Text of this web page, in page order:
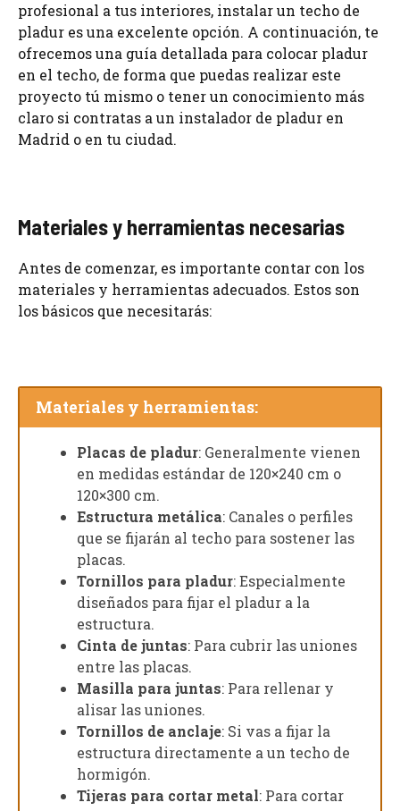
profesional a tus interiores, instalar un techo de
pladur es una excelente opción. A continuación, te
ofrecemos una guía detallada para colocar pladur
en el techo, de forma que puedas realizar este
proyecto tú mismo o tener un conocimiento más
claro si contratas a un instalador de pladur en
Madrid o en tu ciudad.
Materiales y herramientas necesarias
Antes de comenzar, es importante contar con los
materiales y herramientas adecuados. Estos son
los básicos que necesitarás:
Materiales y herramientas:
Placas de pladur: Generalmente vienen
en medidas estándar de 120×240 cm o
120×300 cm.
Estructura metálica: Canales o perfiles
que se fijarán al techo para sostener las
placas.
Tornillos para pladur: Especialmente
diseñados para fijar el pladur a la
estructura.
Cinta de juntas: Para cubrir las uniones
entre las placas.
Masilla para juntas: Para rellenar y
alisar las uniones.
Tornillos de anclaje: Si vas a fijar la
estructura directamente a un techo de
hormigón.
Tijeras para cortar metal: Para cortar